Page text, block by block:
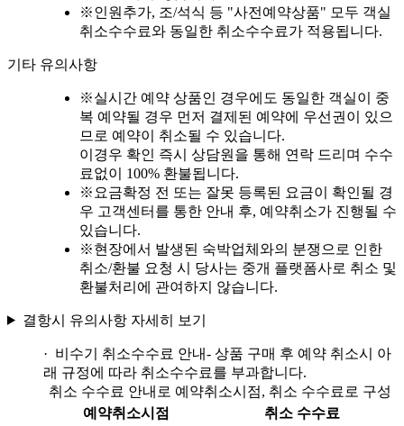
※인원추가, 조/석식 등 "사전예약상품" 모두 객실
취소수수료와 동일한 취소수수료가 적용됩니다.
기타 유의사항
※실시간 예약 상품인 경우에도 동일한 객실이 중
복 예약될 경우 먼저 결제된 예약에 우선권이 있으
므로 예약이 취소될 수 있습니다.
이경우 확인 즉시 상담원을 통해 연락 드리며 수수
료없이 100% 환불됩니다.
※ 요금확정 전 또는 잘못 등록된 요금이 확인될 경
우 고객센터를 통한 안내 후, 예약취소가 진행될 수
있습니다.
※현장에서 발생된 숙박업체와의 분쟁으로 인한
취소/환불 요청 시 당사는 중개 플랫폼사로 취소 및
환불처리에 관여하지 않습니다.
결항시 유의사항 자세히 보기
· 비수기 취소수수료 안내- 상품 구매 후 예약 취소시 아
래 규정에 따라 취소수수료를 부과합니다.
취소 수수료 안내로 예약취소시점, 취소 수수료로 구성
예약취소시점
취소 수수료